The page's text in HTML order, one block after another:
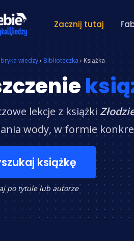
Zacznij tutaj
wiedzy› Biblioteczka › Książka
lekcje z książki
wody, w formie
książkę
po tytule lub autorze
książkę